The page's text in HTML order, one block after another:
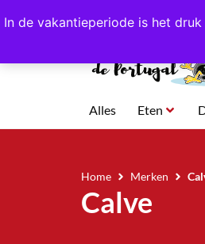
In de vakantieperiode is het
4,8/5,0 sterren
Alles Eten
Home Merken
Calve